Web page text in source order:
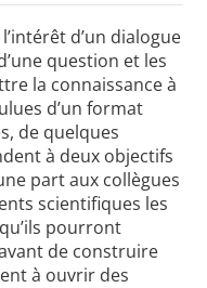
d’un dialogue
question et les
la connaissance à
d’un format
de quelques
à deux objectifs
part aux collègues
scientifiques les
pourront
de construire
à ouvrir des